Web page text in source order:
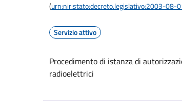
(urn:nir:stato:decreto.legislativo:2003-08-
Servizio attivo
Procedimento di istanza di
radioelettrici